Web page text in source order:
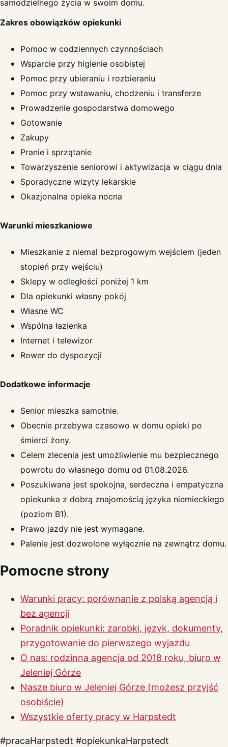
samodzielnego życia w swoim domu.
Zakres obowiązków opiekunki
Pomoc w codziennych czynnościach
Wsparcie przy higienie osobistej
Pomoc przy ubieraniu i rozbieraniu
Pomoc przy wstawaniu, chodzeniu i transferze
Prowadzenie gospodarstwa domowego
Gotowanie
Zakupy
Pranie i sprzątanie
Towarzyszenie seniorowi i aktywizacja w ciągu dnia
Sporadyczne wizyty lekarskie
Okazjonalna opieka nocna
Warunki mieszkaniowe
Mieszkanie z niemal bezprogowym wejściem (jeden
stopień przy wejściu)
Sklepy w odległości poniżej 1 km
Dla opiekunki własny pokój
Własne WC
Wspólna łazienka
Internet i telewizor
Rower do dyspozycji
Dodatkowe informacje
Senior mieszka samotnie.
Obecnie przebywa czasowo w domu opieki po
śmierci żony.
Celem zlecenia jest umożliwienie mu bezpiecznego
powrotu do własnego domu od 01.08.2026.
Poszukiwana jest spokojna, serdeczna i empatyczna
opiekunka z dobrą znajomością języka niemieckiego
(poziom B1).
Prawo jazdy nie jest wymagane.
Palenie jest dozwolone wyłącznie na zewnątrz domu.
Pomocne strony
Warunki pracy: porównanie z polską agencją i
bez agencji
Poradnik opiekunki: zarobki, język, dokumenty,
przygotowanie do pierwszego wyjazdu
O nas: rodzinna agencja od 2018 roku, biuro w
Jeleniej Górze
Nasze biuro w Jeleniej Górze (możesz przyjść
osobiście)
Wszystkie oferty pracy w Harpstedt
#pracaHarpstedt #opiekunkaHarpstedt